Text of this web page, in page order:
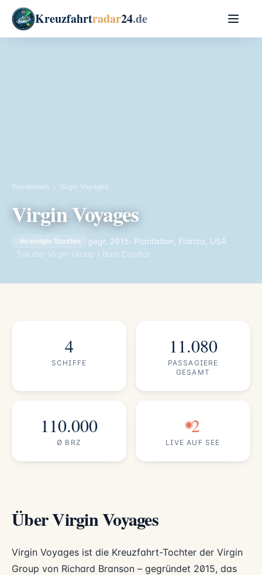
Kreuzfahrtradar24.de
Reedereien › Virgin Voyages
Virgin Voyages
Vereinigte Staaten gegr. 2015· Plantation, Florida, USA
· Teil der Virgin Group / Bain Capital
4
SCHIFFE
11.080
PASSAGIERE
GESAMT
110.000
Ø BRZ
2
LIVE AUF SEE
Über Virgin Voyages
Virgin Voyages ist die Kreuzfahrt-Tochter der Virgin
Group von Richard Branson – gegründet 2015, das